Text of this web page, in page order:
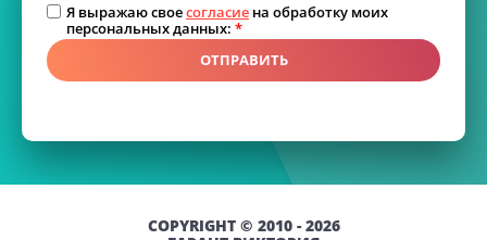
Я выражаю своесогласие на обработку моих
персональных данных: *
ОТПРАВИТЬ
COPYRIGHT © 2010 - 2026